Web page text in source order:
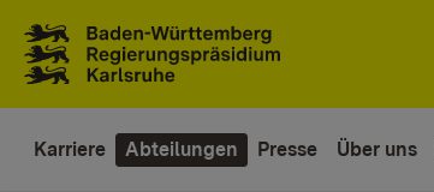
Karriere Abteilungen Presse Über uns